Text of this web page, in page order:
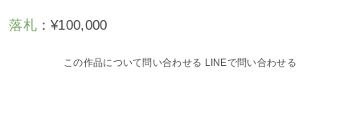
落札：¥100,000
この作品について問い合わせる LINEで問い合わせる